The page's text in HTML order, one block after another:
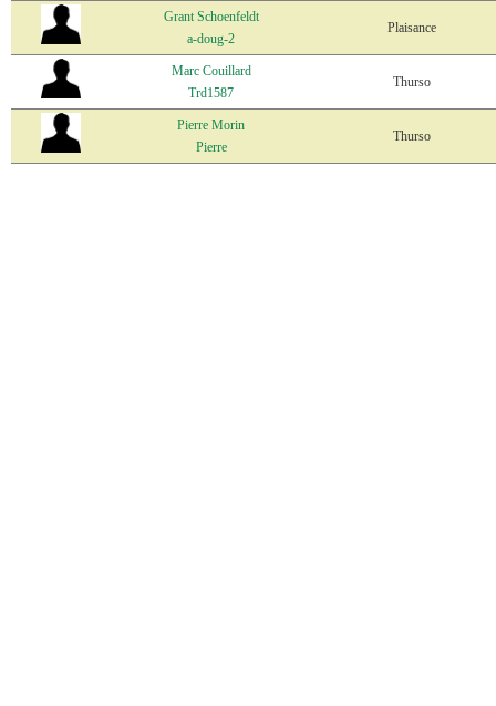
Grant Schoenfeldt
a-doug-2
Plaisance
Marc Couillard
Trd1587
Thurso
Pierre Morin
Pierre
Thurso